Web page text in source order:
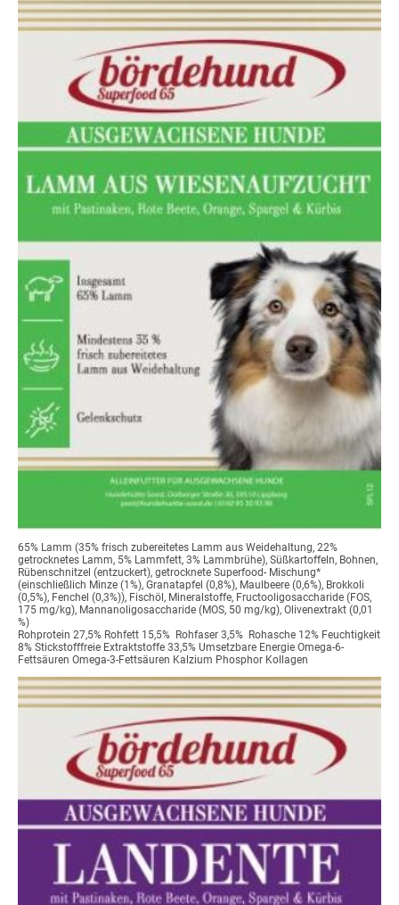
65% Lamm (35% frisch zubereitetes Lamm aus Weidehaltung, 22%
getrocknetes Lamm, 5% Lammfett, 3% Lammbrühe), Süßkartoffeln, Bohnen,
Rübenschnitzel (entzuckert), getrocknete Superfood- Mischung*
(einschließlich Minze (1%), Granatapfel (0,8%), Maulbeere (0,6%), Brokkoli
(0,5%), Fenchel (0,3%)), Fischöl, Mineralstoffe, Fructooligosaccharide (FOS,
175 mg/kg), Mannanoligosaccharide (MOS, 50 mg/kg), Olivenextrakt (0,01
%)
Rohprotein 27,5% Rohfett 15,5% Rohfaser 3,5% Rohasche 12% Feuchtigkeit
8% Stickstofffreie Extraktstoffe 33,5% Umsetzbare Energie Omega-6-
Fettsäuren Omega-3-Fettsäuren Kalzium Phosphor Kollagen